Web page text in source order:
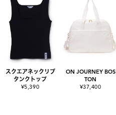
スクエアネックリブ
タンクトップ
¥5,390
ON JOURNEY BOS
TON
¥37,400